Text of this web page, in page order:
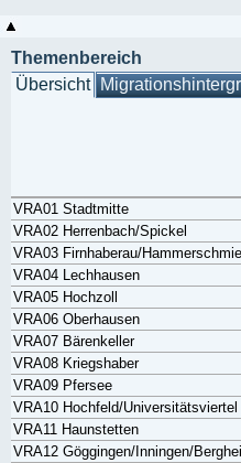
Themenbereich
Übersicht
VRA01 Stadtmitte
VRA02 Herrenbach/Spickel
VRA03 Firnhaberau/
VRA04 Lechhausen
VRA05 Hochzoll
VRA06 Oberhausen
VRA07 Bärenkeller
VRA08 Kriegshaber
VRA09 Pfersee
VRA10 Hochfeld/Universitätsviertel
VRA11 Haunstetten
VRA12 Göggingen/Inningen/